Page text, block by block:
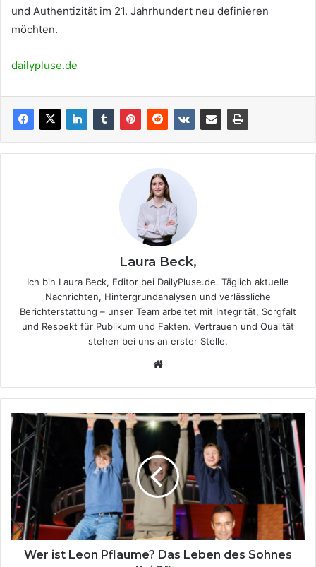
und Authentizität im 21. Jahrhundert neu definieren
möchten.
dailypluse.de
Laura Beck,
Ich bin Laura Beck, Editor bei DailyPluse.de. Täglich aktuelle
Nachrichten, Hintergrundanalysen und verlässliche
Berichterstattung – unser Team arbeitet mit Integrität, Sorgfalt
und Respekt für Publikum und Fakten. Vertrauen und Qualität
stehen bei uns an erster Stelle.
te
W
e
r
i
s
t
L
e
o
Wer ist Leon Pflaume? Das Leben des Sohnes